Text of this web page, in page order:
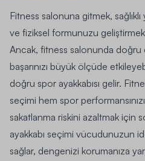
Fitness salonuna gitmek,
ve fiziksel formunuzu
Ancak, fitness salonunda doğru
başarınızı büyük ölçüde
doğru spor ayakkabısı gelir.
seçimi hem spor
sakatlanma riskini azaltmak için
ayakkabı seçimi vücudunuzun
sağlar, dengenizi korumanıza